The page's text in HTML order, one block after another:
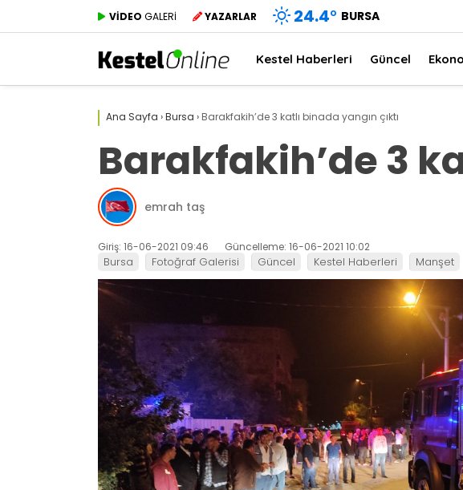
VİDEO GALERİ YAZARLAR 24.4° BURSA
Kestel Haberleri Güncel
Ana Sayfa ›Bursa › Barakfakih’de 3 katlı binada yangın çıktı
Barakfakih’de 3
emrah taş
Giriş: 16-06-2021 09:46 Güncelleme: 16-06-2021 10:02
Bursa Fotoğraf Galerisi Güncel Kestel Haberleri Manşet